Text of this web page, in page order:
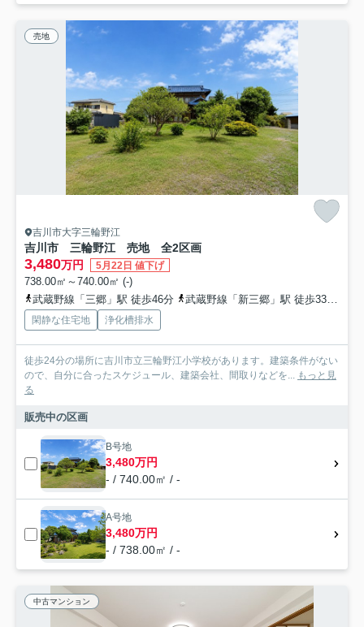
売地
吉川市大字三輪野江
吉川市 三輪野江 売地 全2区画
3,480万円 5月22日 値下げ
738.00㎡～740.00㎡ (-)
武蔵野線「三郷」駅 徒歩46分
武蔵野線「新三郷」駅 徒歩33分
閑静な住宅地 浄化槽排水
徒歩24分の場所に吉川市立三輪野江小学校があります。建築条件がない
ので、自分に合ったスケジュール、建築会社、間取りなどを... もっと見
る
販売中の区画
B号地
3,480万円
- / 740.00㎡ / -
A号地
3,480万円
- / 738.00㎡ / -
中古マンション